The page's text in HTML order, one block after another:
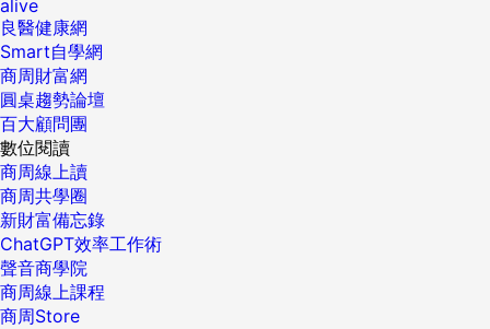
alive
良醫健康網
Smart自學網
商周財富網
圓桌趨勢論壇
百大顧問團
數位閱讀
商周線上讀
商周共學圈
新財富備忘錄
ChatGPT效率工作術
聲音商學院
商周線上課程
商周Store